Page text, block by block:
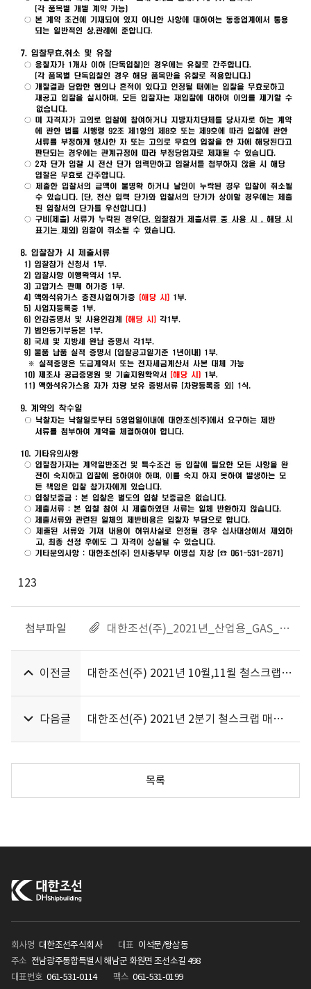
123
첨부파일 대한조선(주)_2021년_산업용_GAS_공급_단가계약_입찰공고.zip
이전글 대한조선(주) 2021년 10월,11월 철스크랩 매각 단가 계약 입찰공고
다음글 대한조선(주) 2021년 2분기 철스크랩 매각 단가 계약 입찰공고
목록
회사명 대한조선주식회사 대표 이석문/왕삼동
주소 전남광주통합특별시 해남군 화원면 조선소길 498
대표번호 061-531-0114 팩스 061-531-0199